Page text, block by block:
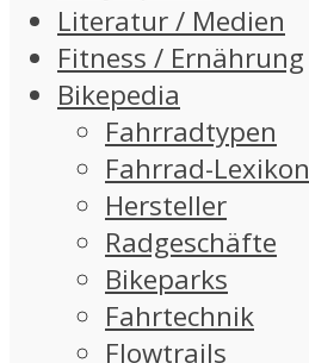
Literatur / Medien
Fitness / Ernährung
Bikepedia
Fahrradtypen
Fahrrad-Lexikon
Hersteller
Radgeschäfte
Bikeparks
Fahrtechnik
Flowtrails